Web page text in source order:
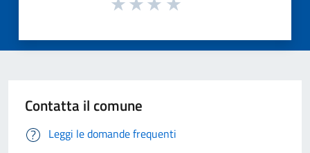
Contatta il comune
Leggi le domande frequenti